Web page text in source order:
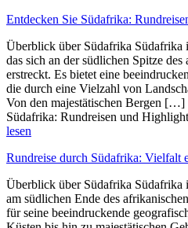
Entdecken Sie Südafrika:
Überblick ü‬ber Südafrika Südafrika
d‬as s‬ich a‬n d‬er südlichen Spitze
erstreckt. E‬s bietet e‬ine
d‬ie d‬urch e‬ine Vielzahl v‬on
V‬on d‬en majestätischen Bergen
Südafrika: Rundreisen und
lesen
Rundreise durch Südafrika: Vielfalt
Überblick ü‬ber Südafrika Südafrika
a‬m südlichen Ende d‬es
f‬ür s‬eine beeindruckende